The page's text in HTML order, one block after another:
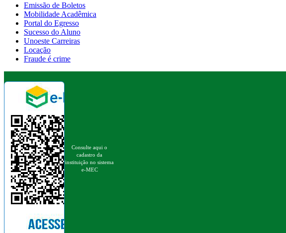
Emissão de Boletos
Mobilidade Acadêmica
Portal do Egresso
Sucesso do Aluno
Unoeste Carreiras
Locação
Fraude é crime
Consulte aqui o
cadastro da
instituição no sistema
e-MEC